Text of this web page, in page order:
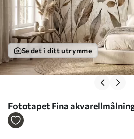
Se det i ditt utrymme
Fototapet Fina akvarellmålningar av vildblommor
i en mjuk palett av beige och